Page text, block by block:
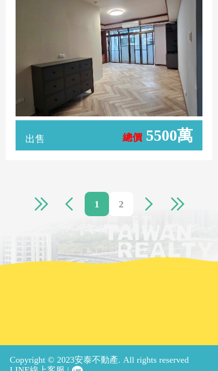
出售 總價 5500萬
1 2
Copyright © 2023安泰不動產. All rights reserved